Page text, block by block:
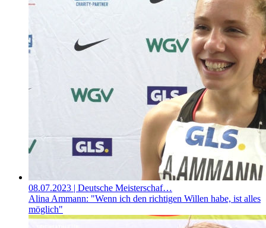
08.07.2023 | Deutsche Meisterschaf…
Alina Ammann: "Wenn ich den richtigen Willen habe, ist alles
möglich"